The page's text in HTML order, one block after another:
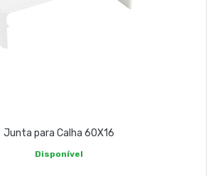
Junta para Calha 60X16
Disponível